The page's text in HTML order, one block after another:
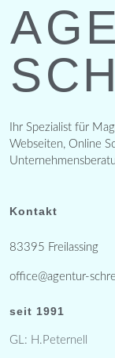
Ihr Spezialist für
Webseiten, Online
Kontakt
83395 Freilassing
office@agentur-
seit 1991
GL: H.Peternell